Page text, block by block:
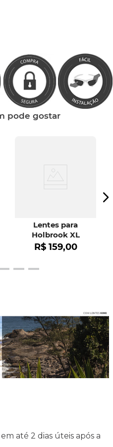
pode gostar
Lentes para
Holbrook XL
R$ 159,00
até 2 dias úteis após a